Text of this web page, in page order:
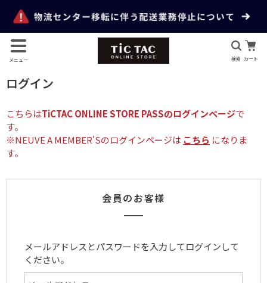
メニュー 検索 カート
ログイン
こちらはTiCTAC ONLINE STORE PASSのログインページで
す。
※NEUVE A MEMBER'Sのログインページは こちら になりま
す。
会員のお客様
メールアドレスとパスワードを入力してログインして
ください。